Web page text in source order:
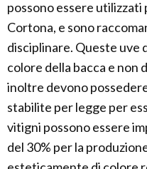
possono essere utilizzati
Cortona, e sono
disciplinare. Queste uve
colore della bacca e non
inoltre devono
stabilite per legge per
vitigni possono essere
del 30% per la